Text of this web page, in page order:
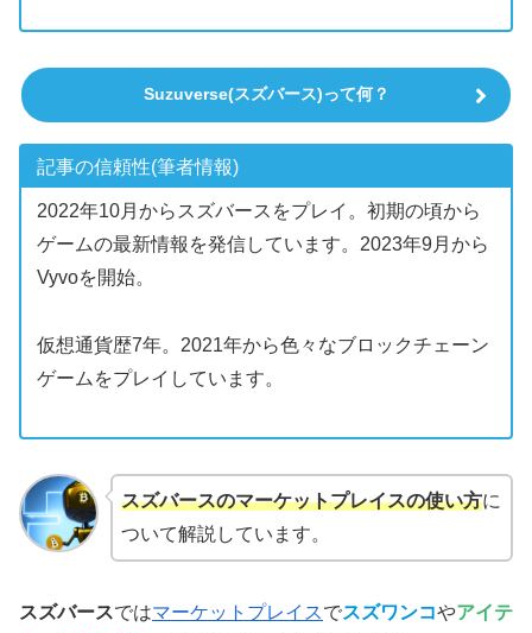
Suzuverse(スズバース)って何？
記事の信頼性(筆者情報)
2022年10月からスズバースをプレイ。初期の頃から
ゲームの最新情報を発信しています。2023年9月から
Vyvoを開始。
仮想通貨歴7年。2021年から色々なブロックチェーン
ゲームをプレイしています。
スズバースのマーケットプレイスの使い方に
ついて解説しています。
スズバースではマーケットプレイスでスズワンコやアイテ